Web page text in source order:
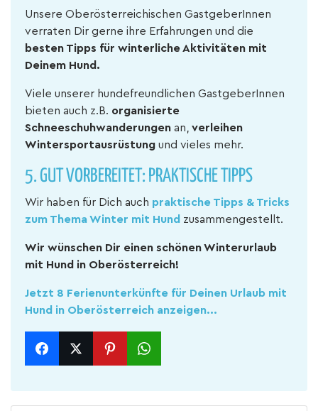
Unsere Oberösterreichischen GastgeberInnen
verraten Dir gerne ihre Erfahrungen und die
besten Tipps für winterliche Aktivitäten mit
Deinem Hund.
Viele unserer hundefreundlichen GastgeberInnen
bieten auch z.B. organisierte
Schneeschuhwanderungen an, verleihen
Wintersportausrüstung und vieles mehr.
5. GUT VORBEREITET: PRAKTISCHE TIPPS
Wir haben für Dich auch praktische Tipps & Tricks
zum Thema Winter mit Hund zusammengestellt.
Wir wünschen Dir einen schönen Winterurlaub
mit Hund in Oberösterreich!
Jetzt 8 Ferienunterkünfte für Deinen Urlaub mit
Hund in Oberösterreich anzeigen...